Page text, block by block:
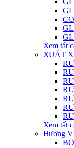
Xem tất
XUẤT
Xem tất
Hương